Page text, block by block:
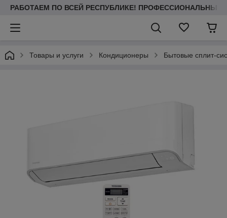
РАБОТАЕМ ПО ВСЕЙ РЕСПУБЛИКЕ!
Товары и услуги Кондиционеры Бытовые сплит-